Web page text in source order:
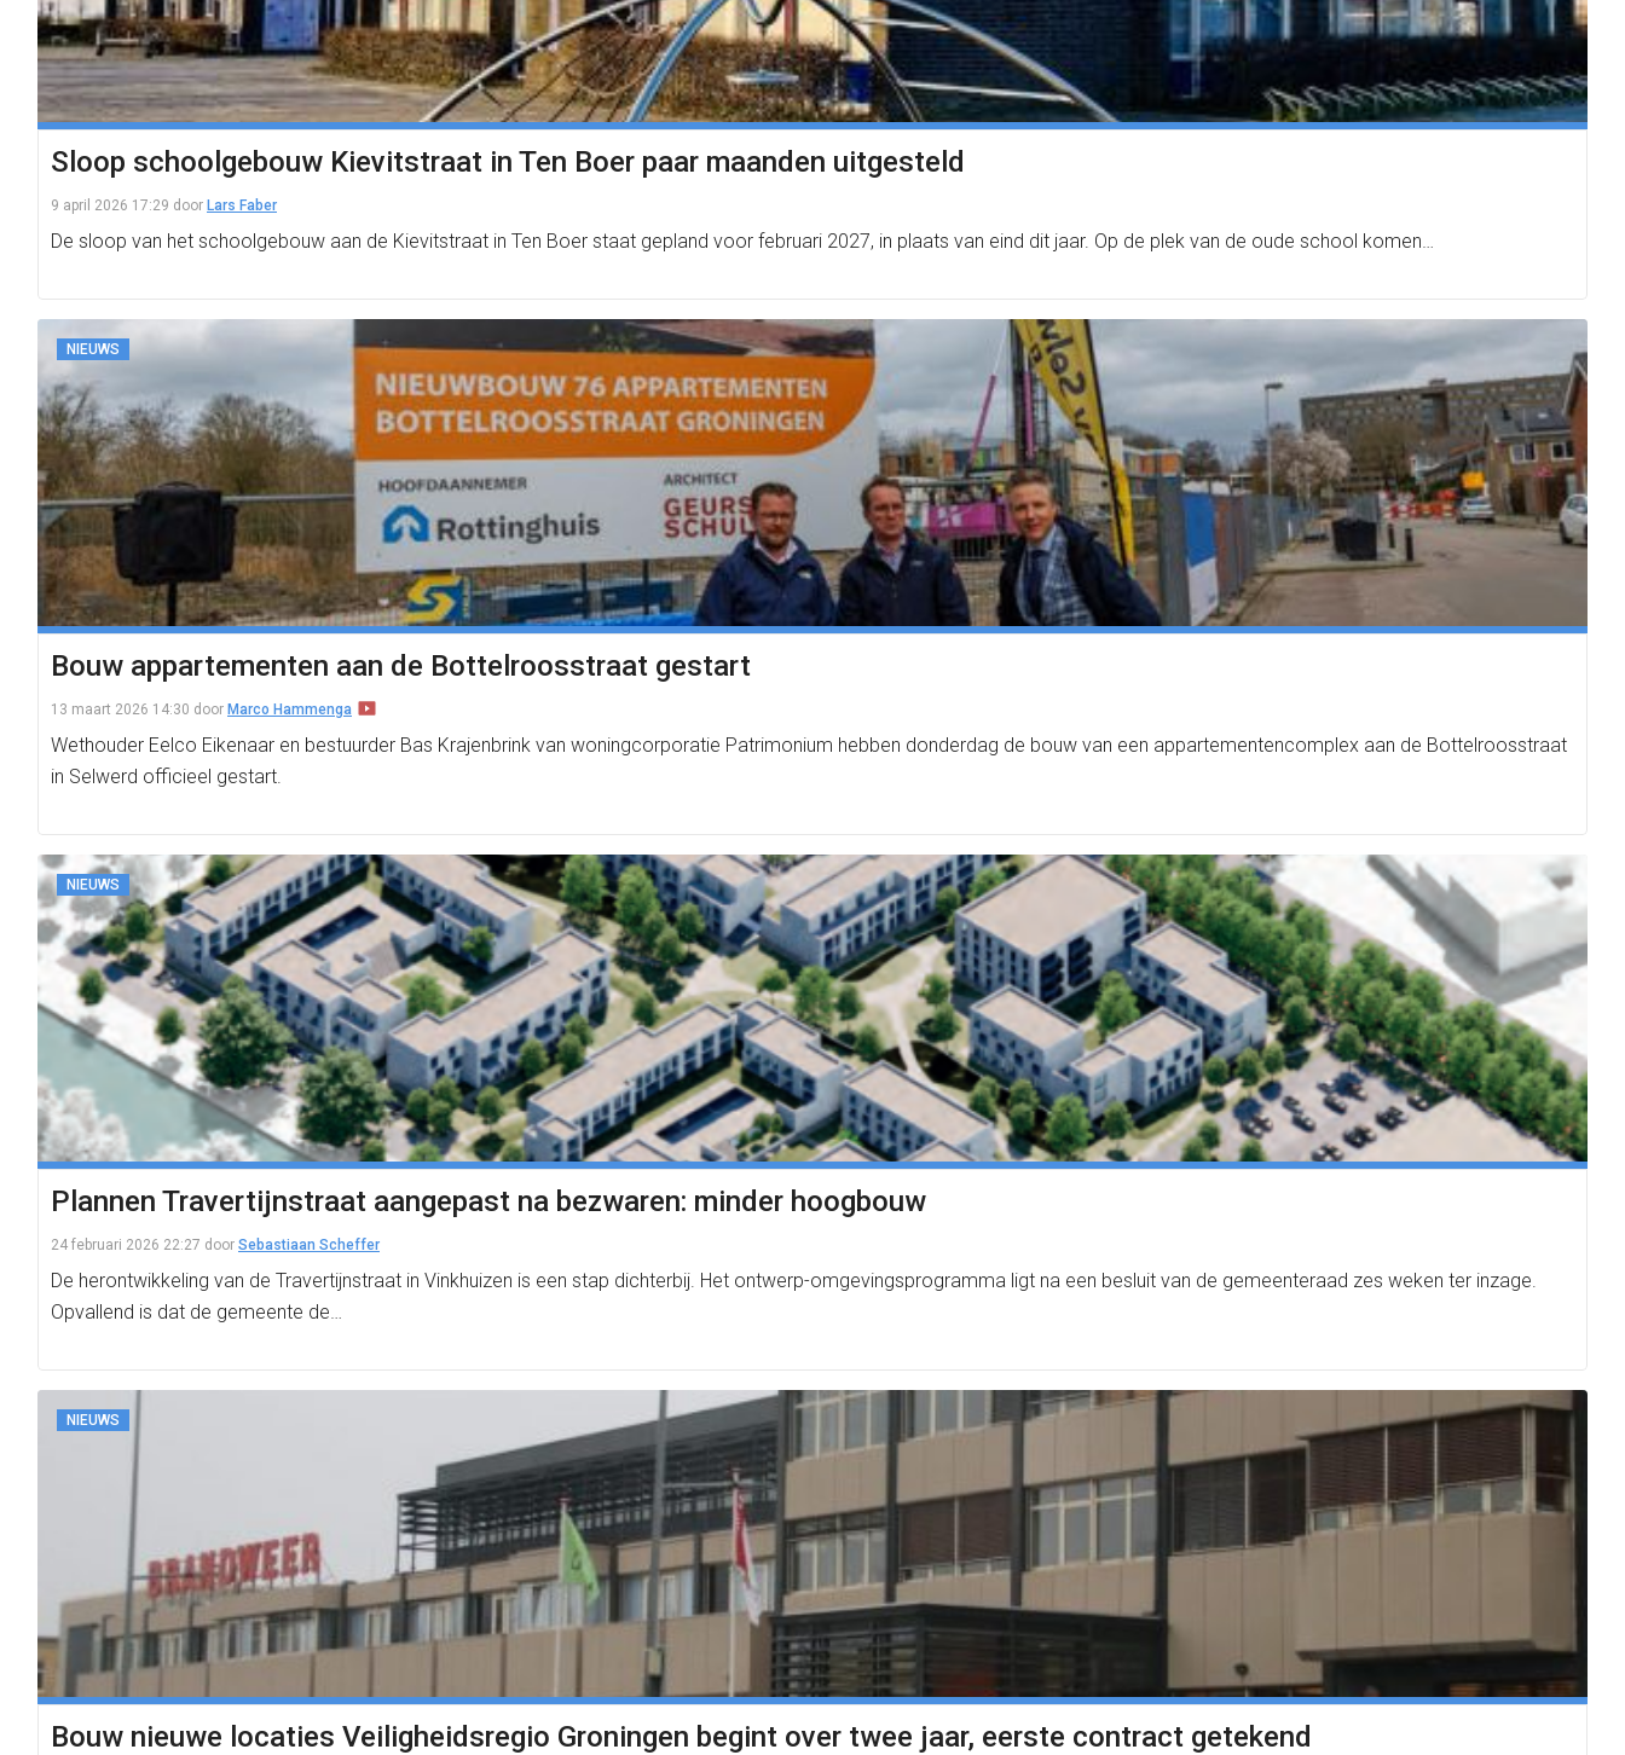
Sloop schoolgebouw Kievitstraat in Ten Boer paar maanden uitgesteld
9 april 2026 17:29 door Lars Faber
De sloop van het schoolgebouw aan de Kievitstraat in Ten Boer staat gepland voor februari 2027, in plaats van eind dit jaar. Op de plek van de oude school komen…
NIEUWS
Bouw appartementen aan de Bottelroosstraat gestart
13 maart 2026 14:30 door Marco Hammenga
Wethouder Eelco Eikenaar en bestuurder Bas Krajenbrink van woningcorporatie Patrimonium hebben donderdag de bouw van een appartementencomplex aan de Bottelroosstraat
in Selwerd officieel gestart.
NIEUWS
Plannen Travertijnstraat aangepast na bezwaren: minder hoogbouw
24 februari 2026 22:27 door Sebastiaan Scheffer
De herontwikkeling van de Travertijnstraat in Vinkhuizen is een stap dichterbij. Het ontwerp-omgevingsprogramma ligt na een besluit van de gemeenteraad zes weken ter inzage.
Opvallend is dat de gemeente de…
NIEUWS
Bouw nieuwe locaties Veiligheidsregio Groningen begint over twee jaar, eerste contract getekend